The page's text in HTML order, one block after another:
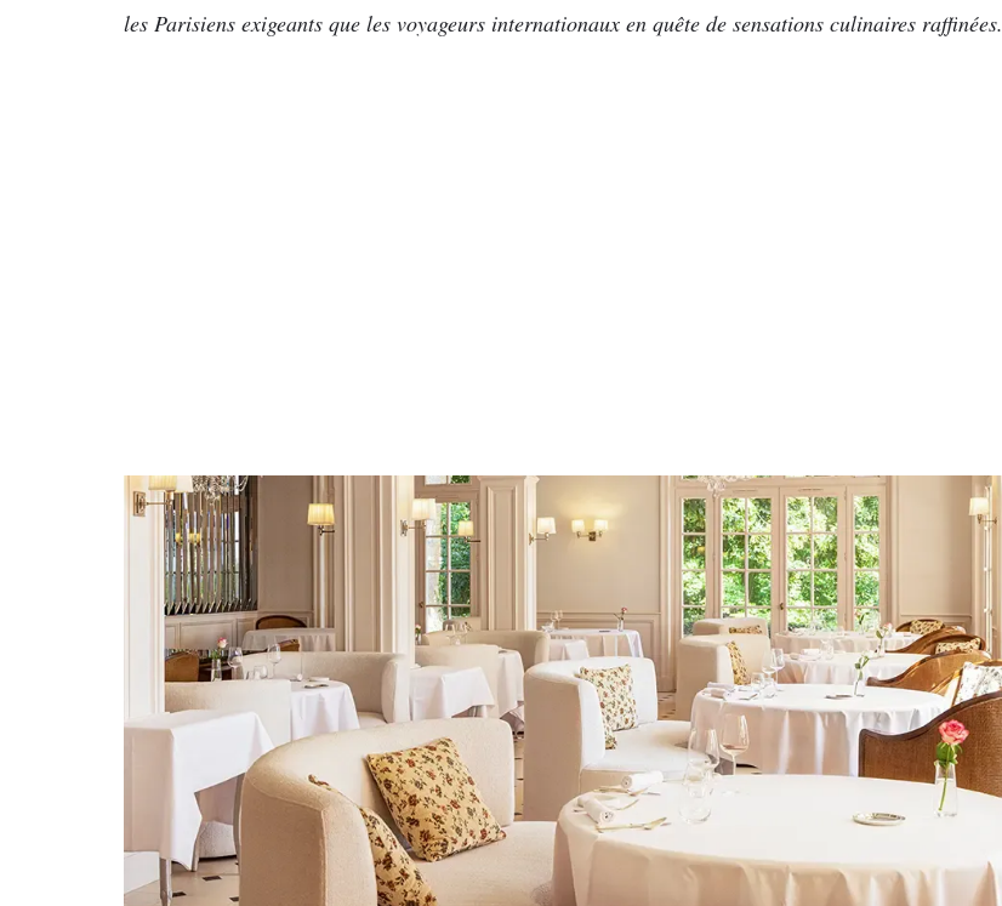
les Parisiens exigeants que les voyageurs internationaux en quête de sensations culinaires raffinées.